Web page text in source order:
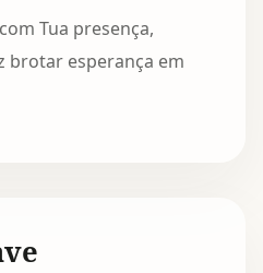
Tua presença,
brotar esperança em